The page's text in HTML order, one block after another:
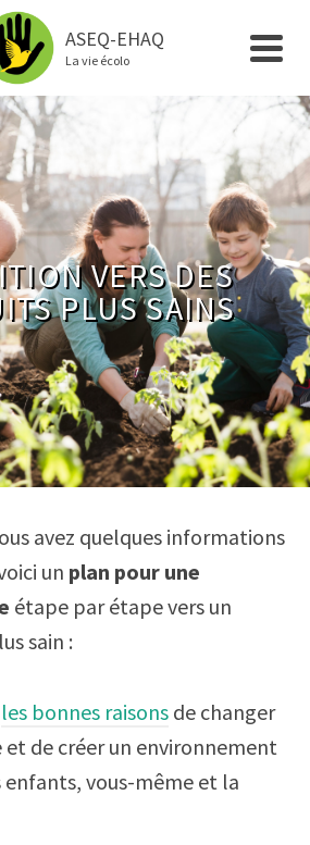
ASEQ-EHAQ
La vie écolo
VERS DES
PLUS SAINS
avez quelques informations
un plan pour une
étape par étape vers un
sain :
les bonnes raisons de changer
de créer un environnement
enfants, vous-même et la